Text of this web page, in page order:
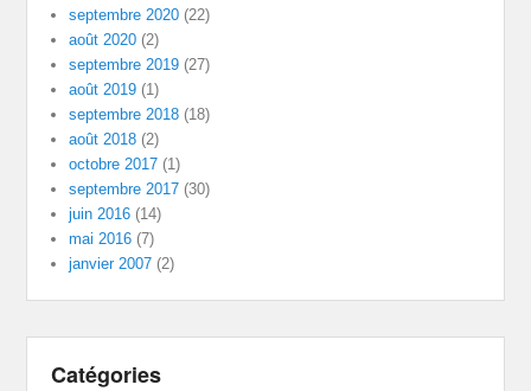
septembre 2020 (22)
août 2020 (2)
septembre 2019 (27)
août 2019 (1)
septembre 2018 (18)
août 2018 (2)
octobre 2017 (1)
septembre 2017 (30)
juin 2016 (14)
mai 2016 (7)
janvier 2007 (2)
Catégories